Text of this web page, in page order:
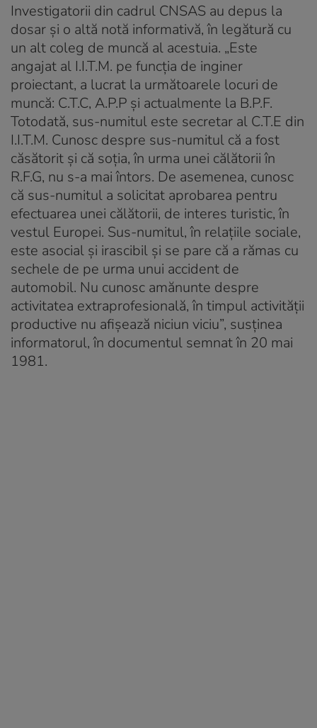
Investigatorii din cadrul CNSAS au depus la
dosar și o altă notă informativă, în legătură cu
un alt coleg de muncă al acestuia. „Este
angajat al I.I.T.M. pe funcţia de inginer
proiectant, a lucrat la următoarele locuri de
muncă: C.T.C, A.P.P şi actualmente la B.P.F.
Totodată, sus-numitul este secretar al C.T.E din
I.I.T.M. Cunosc despre sus-numitul că a fost
căsătorit şi că soţia, în urma unei călătorii în
R.F.G, nu s-a mai întors. De asemenea, cunosc
că sus-numitul a solicitat aprobarea pentru
efectuarea unei călătorii, de interes turistic, în
vestul Europei. Sus-numitul, în relaţiile sociale,
este asocial şi irascibil şi se pare că a rămas cu
sechele de pe urma unui accident de
automobil. Nu cunosc amănunte despre
activitatea extraprofesională, în timpul activităţii
productive nu afişează niciun viciu”, susținea
informatorul, în documentul semnat în 20 mai
1981.